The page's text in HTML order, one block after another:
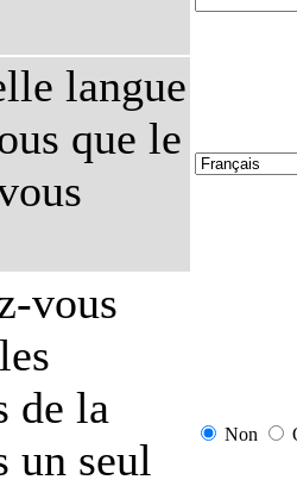
langue
que le
vous
de la
un seul
Non